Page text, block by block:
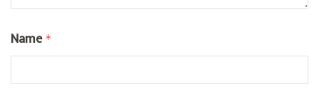
Name *